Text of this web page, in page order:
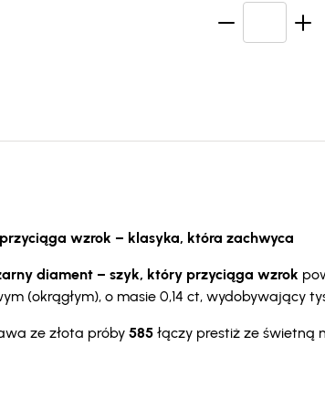
wzrok – klasyka, która zachwyca
diament – szyk, który przyciąga wzrok
(okrągłym), o masie 0,14 ct, wydobywający
ze złota próby 585łączy prestiż ze świetną